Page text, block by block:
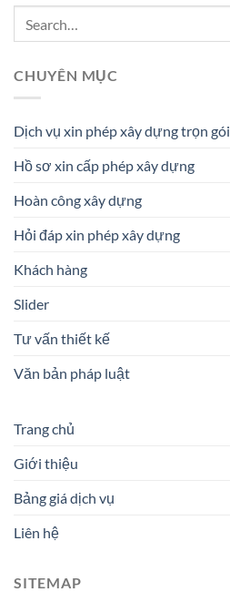
CHUYÊN MỤC
Dịch vụ xin phép xây dựng trọn gói
Hồ sơ xin cấp phép xây dựng
Hoàn công xây dựng
Hỏi đáp xin phép xây dựng
Khách hàng
Slider
Tư vấn thiết kế
Văn bản pháp luật
Trang chủ
Giới thiệu
Bảng giá dịch vụ
Liên hệ
SITEMAP